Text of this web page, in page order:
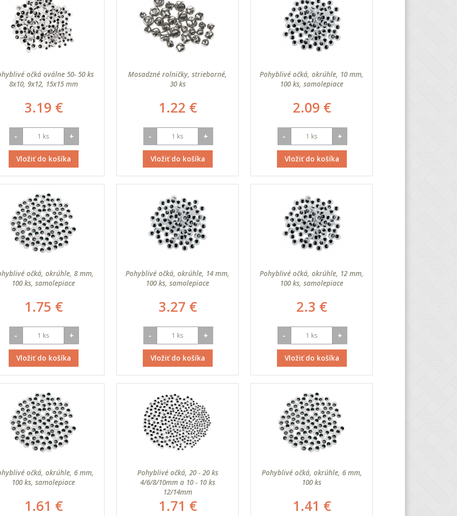
očká oválne 50- 50 ks
8x10, 9x12, 15x15 mm
3.19 €
- +
Vložiť do košíka
Mosadzné rolničky, strieborné,
30 ks
1.22 €
- +
Vložiť do košíka
Pohyblivé očká, okrúhle, 10 mm,
100 ks, samolepiace
2.09 €
- +
Vložiť do košíka
očká, okrúhle, 8 mm,
100 ks, samolepiace
1.75 €
- +
Vložiť do košíka
Pohyblivé očká, okrúhle, 14 mm,
100 ks, samolepiace
3.27 €
- +
Vložiť do košíka
Pohyblivé očká, okrúhle, 12 mm,
100 ks, samolepiace
2.3 €
- +
Vložiť do košíka
očká, okrúhle, 6 mm,
100 ks, samolepiace
1.61 €
Pohyblivé očká, 20 - 20 ks
4/6/8/10mm a 10 - 10 ks
12/14mm
1.71 €
Pohyblivé očká, okrúhle, 6 mm,
100 ks
1.41 €